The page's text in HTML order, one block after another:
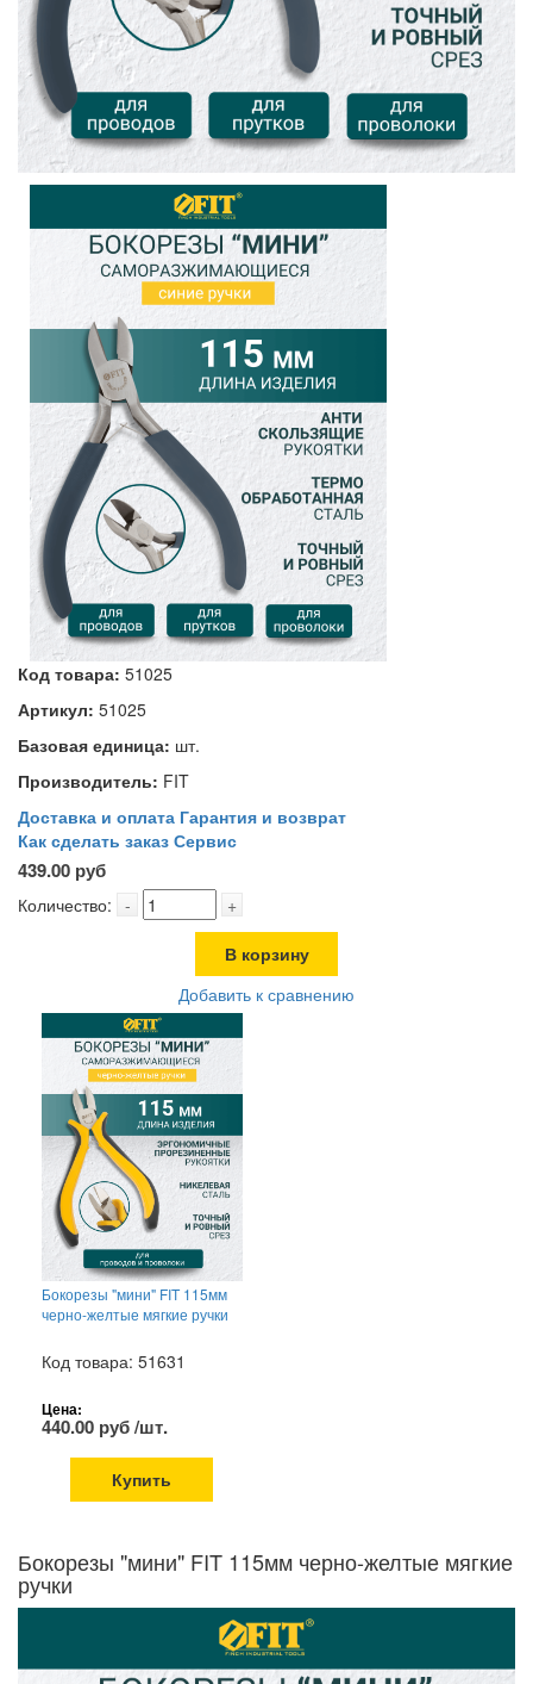
Код товара: 51025
Артикул: 51025
Базовая единица: шт.
Производитель: FIT
Доставка и оплата Гарантия и возврат
Как сделать заказ Сервис
439.00 руб
Количество: - +
В корзину
Добавить к сравнению
Бокорезы "мини" FIT 115мм
черно-желтые мягкие ручки
Код товара: 51631
Цена:
440.00 руб /шт.
Купить
Бокорезы "мини" FIT 115мм черно-желтые мягкие
ручки